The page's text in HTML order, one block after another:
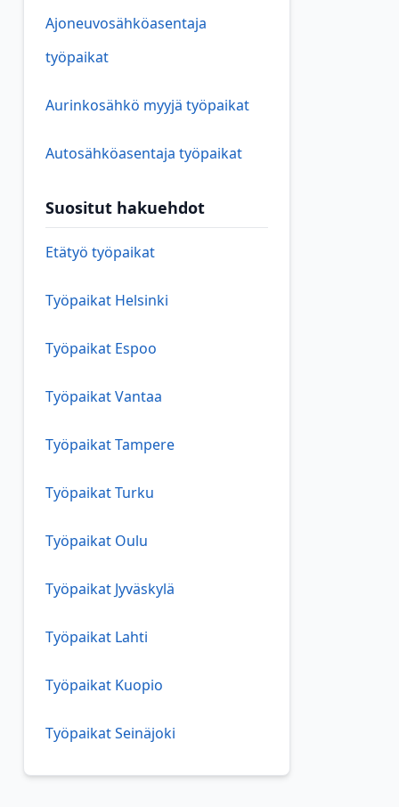
Ajoneuvosähköasentaja
työpaikat
Aurinkosähkö myyjä työpaikat
Autosähköasentaja työpaikat
Suositut hakuehdot
Etätyö työpaikat
Työpaikat Helsinki
Työpaikat Espoo
Työpaikat Vantaa
Työpaikat Tampere
Työpaikat Turku
Työpaikat Oulu
Työpaikat Jyväskylä
Työpaikat Lahti
Työpaikat Kuopio
Työpaikat Seinäjoki